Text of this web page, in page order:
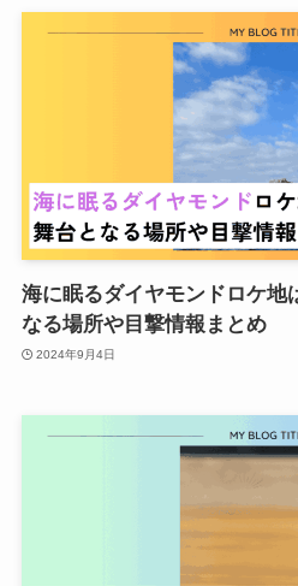
海に眠るダイヤモンドロケ地
なる場所や目撃情報まとめ
2024年9月4日